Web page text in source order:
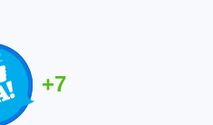
+7